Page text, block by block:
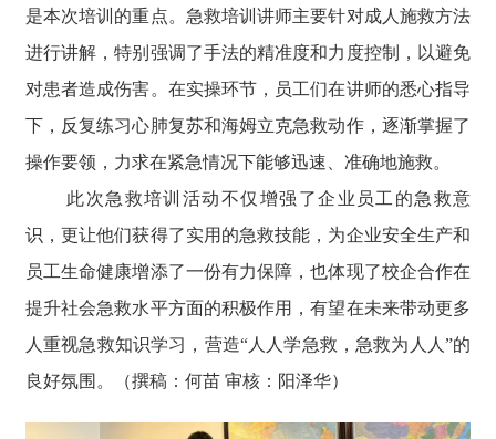
是本次培训的重点。急救培训讲师主要针对成人施救方法
进行讲解，特别强调了手法的精准度和力度控制，以避免
对患者造成伤害。在实操环节，员工们在讲师的悉心指导
下，反复练习心肺复苏和海姆立克急救动作，逐渐掌握了
操作要领，力求在紧急情况下能够迅速、准确地施救。
此次急救培训活动不仅增强了企业员工的急救意
识，更让他们获得了实用的急救技能，为企业安全生产和
员工生命健康增添了一份有力保障，也体现了校企合作在
提升社会急救水平方面的积极作用，有望在未来带动更多
人重视急救知识学习，营造“人人学急救，急救为人人”的
良好氛围。（撰稿：何苗 审核：阳泽华）